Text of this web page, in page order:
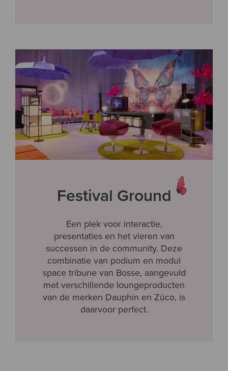
Festival Ground
Een plek voor interactie,
presentaties en het vieren van
successen in de community. Deze
combinatie van podium en modul
space tribune van Bosse, aangevuld
met verschillende loungeproducten
van de merken Dauphin en Züco, is
daarvoor perfect.